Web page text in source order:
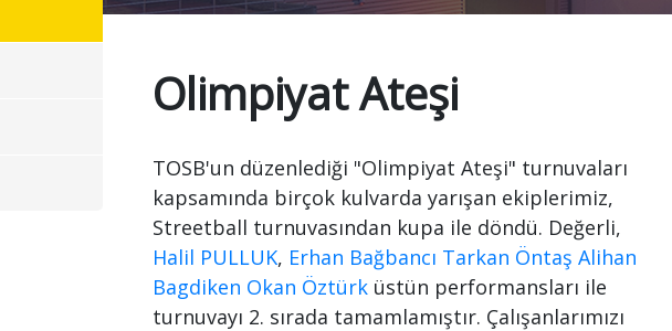
Olimpiyat Ateşi
TOSB'un düzenlediği "Olimpiyat Ateşi" turnuvaları
kapsamında birçok kulvarda yarışan ekiplerimiz,
Streetball turnuvasından kupa ile döndü. Değerli,
Halil PULLUK, Erhan Bağbancı Tarkan Öntaş Alihan
Bagdiken Okan Öztürk üstün performansları ile
turnuvayı 2. sırada tamamlamıştır. Çalışanlarımızı